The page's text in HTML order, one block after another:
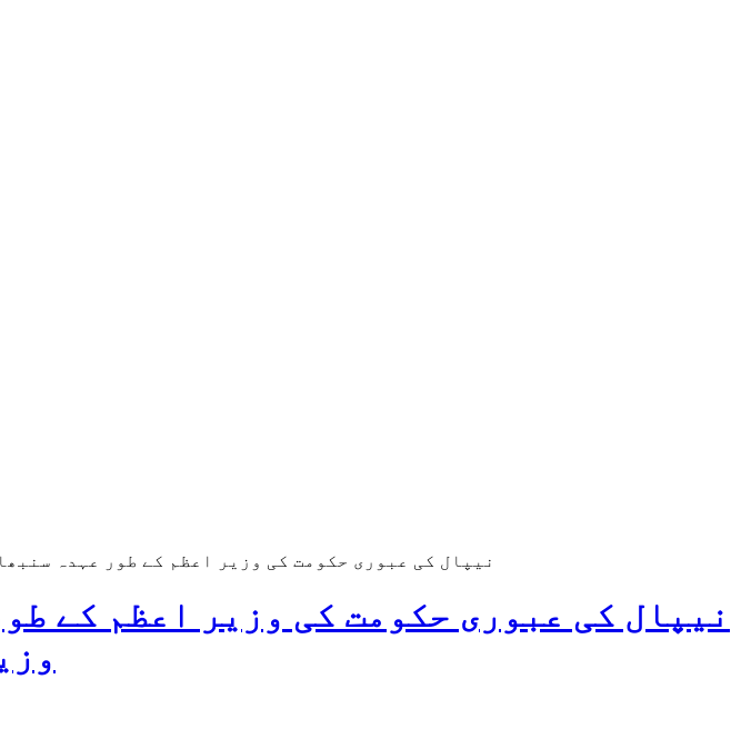
نیپال کی عبوری حکومت کی وزیر اعظم کے طور عہدہ
نیپال کی عبوری حکومت کی وزیر اعظم کے